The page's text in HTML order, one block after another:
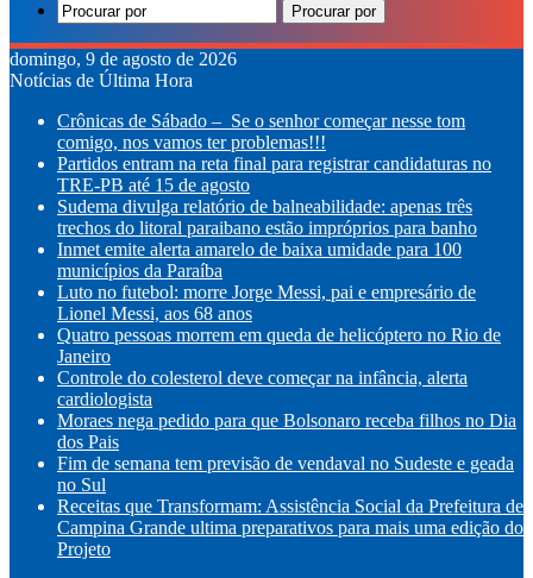
Procurar por
domingo, 9 de agosto de 2026
Notícias de Última Hora
Crônicas de Sábado – Se o senhor começar nesse tom
comigo, nos vamos ter problemas!!!
Partidos entram na reta final para registrar candidaturas no
TRE-PB até 15 de agosto
Sudema divulga relatório de balneabilidade: apenas três
trechos do litoral paraibano estão impróprios para banho
Inmet emite alerta amarelo de baixa umidade para 100
municípios da Paraíba
Luto no futebol: morre Jorge Messi, pai e empresário de
Lionel Messi, aos 68 anos
Quatro pessoas morrem em queda de helicóptero no Rio de
Janeiro
Controle do colesterol deve começar na infância, alerta
cardiologista
Moraes nega pedido para que Bolsonaro receba filhos no Dia
dos Pais
Fim de semana tem previsão de vendaval no Sudeste e geada
no Sul
Receitas que Transformam: Assistência Social da Prefeitura de
Campina Grande ultima preparativos para mais uma edição do
Projeto